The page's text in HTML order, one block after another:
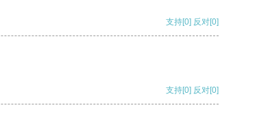
支持[0] 反对[0]
支持[0] 反对[0]